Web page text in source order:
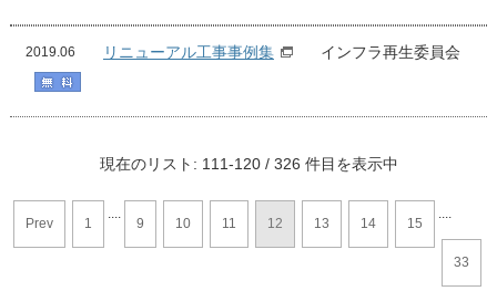
2019.06 リニューアル工事事例集 インフラ再生委員会
現在のリスト: 111-120 / 326 件目を表示中
Prev 1
....
9 10 11 12 13 14 15
....
33